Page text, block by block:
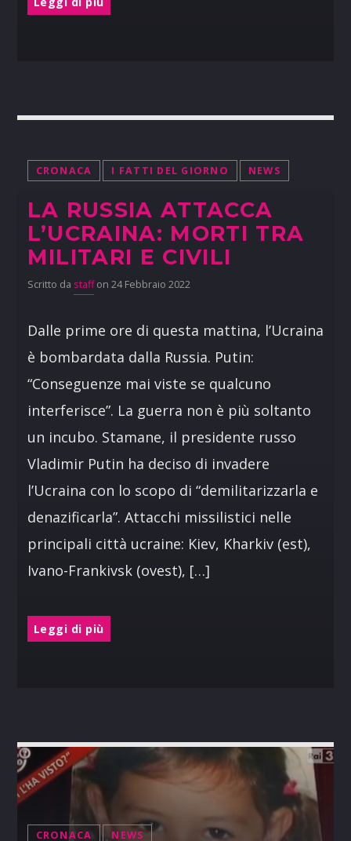
CRONACA I FATTI DEL GIORNO NEWS
LA RUSSIA ATTACCA
L’UCRAINA: MORTI TRA
MILITARI E CIVILI
Scritto da staffon 24 Febbraio 2022
Dalle prime ore di questa mattina, l’Ucraina
è bombardata dalla Russia. Putin:
“Conseguenze mai viste se qualcuno
interferisce”. La guerra non è più soltanto
un incubo. Stamane, il presidente russo
Vladimir Putin ha deciso di invadere
l’Ucraina con lo scopo di “demilitarizzarla e
denazificarla”. Attacchi missilistici nelle
principali città ucraine: Kiev, Kharkiv (est),
Ivano-Frankivsk (ovest), […]
Leggi di più
CRONACA NEWS